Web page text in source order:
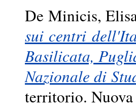
De Minicis,
sui centri
Basilicata,
Nazionale di
territorio. Nuova